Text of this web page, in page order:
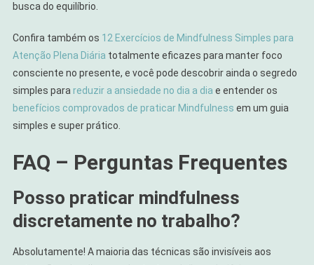
busca do equilíbrio.
Confira também os 12 Exercícios de Mindfulness Simples para
Atenção Plena Diária totalmente eficazes para manter foco
consciente no presente, e você pode descobrir ainda o segredo
simples parareduzir a ansiedade no dia a dia e entender os
benefícios comprovados de praticar Mindfulness em um guia
simples e super prático.
FAQ – Perguntas Frequentes
Posso praticar mindfulness
discretamente no trabalho?
Absolutamente! A maioria das técnicas são invisíveis aos